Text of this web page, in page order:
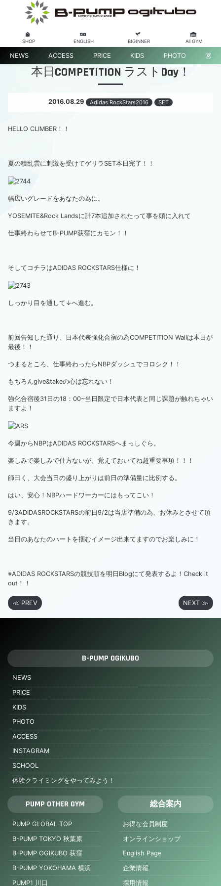
SHOP ENGLISH BIGINNER All GYM
NEWS ACCESS PRICE KIDS PHOTO
本日COMPETITION ラストDay！
2016.08.29 Adidas RockStars2016 SET
HELLO CLIMBER！！
夏の積乱雲に刺激を受けてゲリラSET本日完了！！
幅広いグレードをあなたの為に。
YOSEMITE&Rock Landsに計7本追加されたって事を頭に入れて
仕事終わらせてB-PUMP荻窪にカモン！！
そしてコチラはADIDAS ROCKSTARS仕様に！
しっかり目を通して↓へ進む。
前回告知した通り、日本代表強化合宿の為COMPETITION Wallは本日が
最後！！
つまるところ、仕事終わったらNBPダッシュでヨロシク！！
もちろんgive&takeの心は忘れない！
強化合宿後31日の18：00~当日限定で日本代表と同じ課題が触れちゃい
ますよ！
今週からNBPはADIDAS ROCKSTARSへまっしぐら。
楽しみで楽しみで仕方ないが、覚えておいてね超重要事項！！！
師曰く、大会当日の盛り上がりは前日の準備量に比例する。
はい、安心！NBPハードワーカーにはもってこい！
9/3ADIDASROCKSTARSの前日9/2は当店準備の為、お休みとさせて頂
きます。
当日のあなたのハートを掴むイメージ出来てますのでお楽しみに！
※ADIDAS ROCKSTARSの競技順を明日Blogにて発表するよ！Check it
out！！
≪ PREV NEXT ≫
B-PUMP OGIKUBO
NEWS
PRICE
KIDS
PHOTO
ACCESS
INSTAGRAM
SCHOOL
体験クライミングをやってみよう！
PUMP OTHER GYM
PUMP GLOBAL TOP
B-PUMP TOKYO 秋葉原
B-PUMP OGIKUBO 荻窪
B-PUMP YOKOHAMA 横浜
PUMP1 川口
総合案内
お得な会員制度
オンラインショップ
English Page
企業情報
採用情報